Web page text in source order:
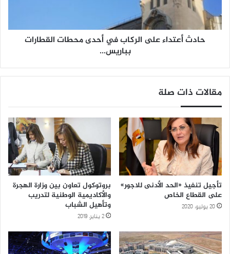
أحدى
محطات
بباريس...
حادث أعتداء على الركاب في أحدى محطات القطارات
بباريس...
مقالات ذات صلة
تأجيل تنفيذ «الحد الأدنى للاجور»
على القطاع الخاص
20 يوليو، 2020
بروتوكول تعاون بين وزارة الهجرة
والأكاديمية الوطنية لتدريب
وتأهيل الشباب
2 يناير، 2019